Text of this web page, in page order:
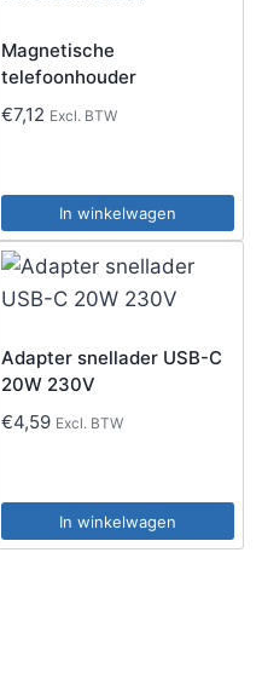
Magnetische
telefoonhouder
€7,12 Excl. BTW
In winkelwagen
Adapter snellader USB-C
20W 230V
€4,59 Excl. BTW
In winkelwagen